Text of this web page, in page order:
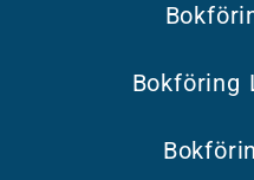
Bokföring